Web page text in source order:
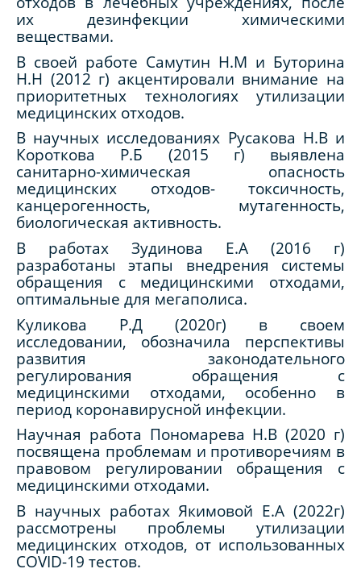
их дезинфекции химическими
веществами.
В своей работе Самутин Н.М и Буторина
Н.Н (2012 г) акцентировали внимание на
приоритетных технологиях утилизации
медицинских отходов.
В научных исследованиях Русакова Н.В и
Короткова Р.Б (2015 г) выявлена
санитарно-химическая опасность
медицинских отходов- токсичность,
канцерогенность, мутагенность,
биологическая активность.
В работах Зудинова Е.А (2016 г)
разработаны этапы внедрения системы
обращения с медицинскими отходами,
оптимальные для мегаполиса.
Куликова Р.Д (2020г) в своем
исследовании, обозначила перспективы
развития законодательного
регулирования обращения с
медицинскими отходами, особенно в
период коронавирусной инфекции.
Научная работа Пономарева Н.В (2020 г)
посвящена проблемам и противоречиям в
правовом регулировании обращения с
медицинскими отходами.
В научных работах Якимовой Е.А (2022г)
рассмотрены проблемы утилизации
медицинских отходов, от использованных
COVID-19 тестов.